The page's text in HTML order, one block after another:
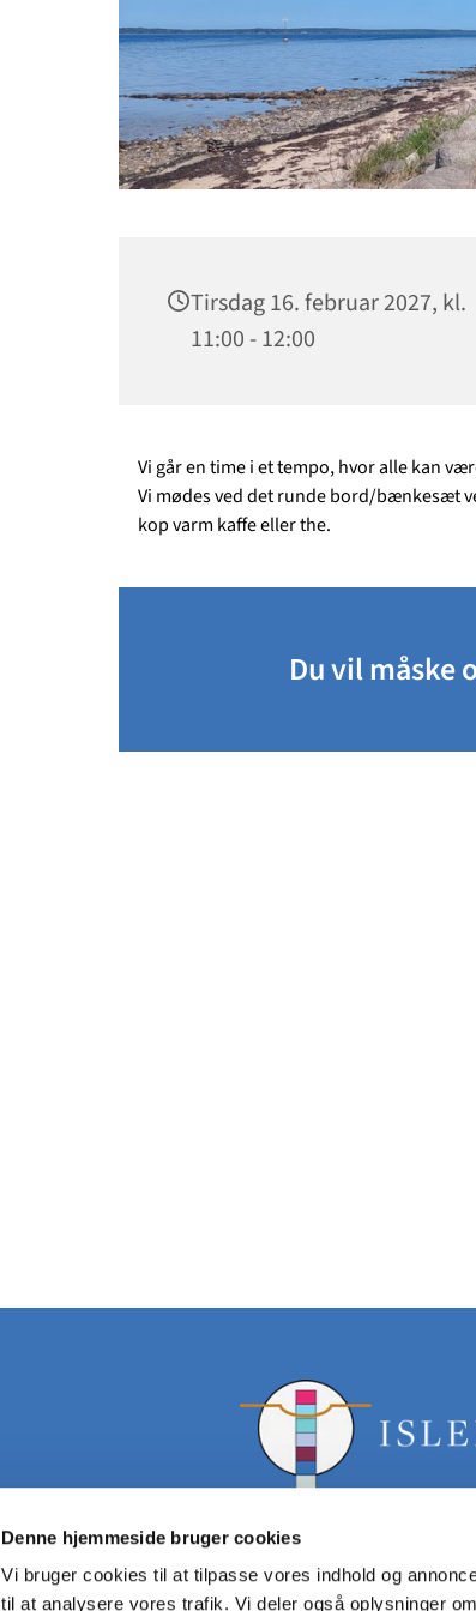
Denne hjemmeside bruger cookies
Vi bruger cookies til at tilpasse vores indhold og
til at analysere vores trafik. Vi deler også oplysninger
Tirsdag 16. februar 2027, kl.
11:00 - 12:00
Vi går en time i et tempo, hvor alle kan
Vi mødes ved det runde bord/bænkesæt
kop varm kaffe eller the.
Du vil måske